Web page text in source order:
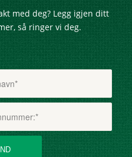
med deg? Legg igjen ditt
så ringer vi deg.